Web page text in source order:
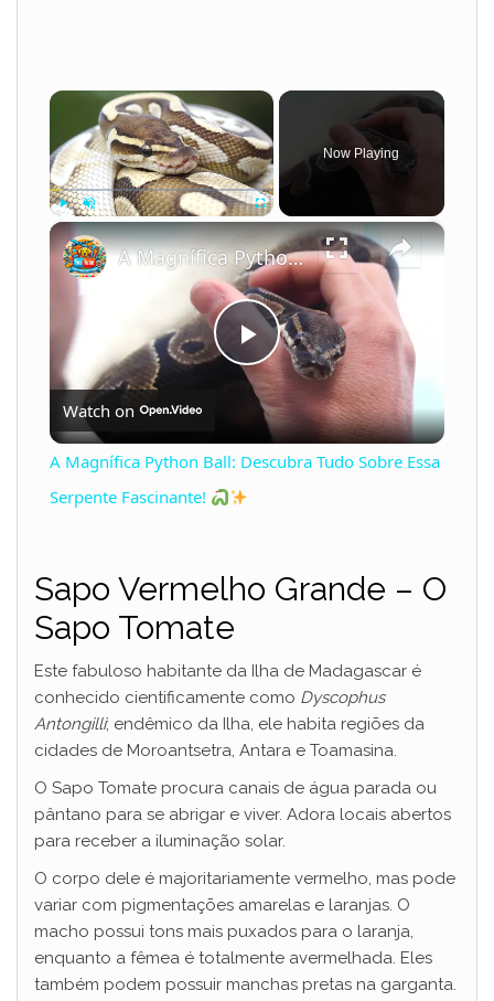
×
Now Playing
×
P
a
i
d
e
o
A Magnífica Python Ball: Descubra Tudo Sobre Essa Serpente Fascinante!
Watch on
A Magnífica Python Ball: Descubra Tudo Sobre Essa
Serpente Fascinante!
Sapo Vermelho Grande – O
Sapo Tomate
Este fabuloso habitante da Ilha de Madagascar é
conhecido cientificamente como Dyscophus
Antongilli; endêmico da Ilha, ele habita regiões da
cidades de Moroantsetra, Antara e Toamasina.
O Sapo Tomate procura canais de água parada ou
pântano para se abrigar e viver. Adora locais abertos
para receber a iluminação solar.
O corpo dele é majoritariamente vermelho, mas pode
variar com pigmentações amarelas e laranjas. O
macho possui tons mais puxados para o laranja,
enquanto a fêmea é totalmente avermelhada. Eles
também podem possuir manchas pretas na garganta.